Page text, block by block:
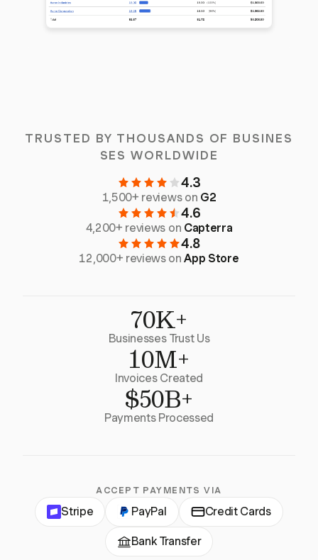
TRUSTED BY THOUSANDS OF BUSINES
SES WORLDWIDE
4.3
1,500+ reviews on G2
4.6
4,200+ reviews on Capterra
4.8
12,000+ reviews onApp Store
70K+
Businesses Trust Us
10M+
Invoices Created
$50B+
Payments Processed
ACCEPT PAYMENTS VIA
Stripe PayPal Credit Cards
Bank Transfer